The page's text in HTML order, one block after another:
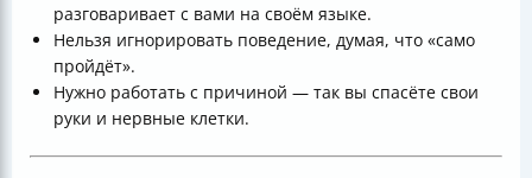
разговаривает с вами на своём языке.
Нельзя игнорировать поведение, думая, что «само
пройдёт».
Нужно работать с причиной — так вы спасёте свои
руки и нервные клетки.